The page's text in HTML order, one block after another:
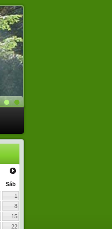
Sáb
1
8
15
22